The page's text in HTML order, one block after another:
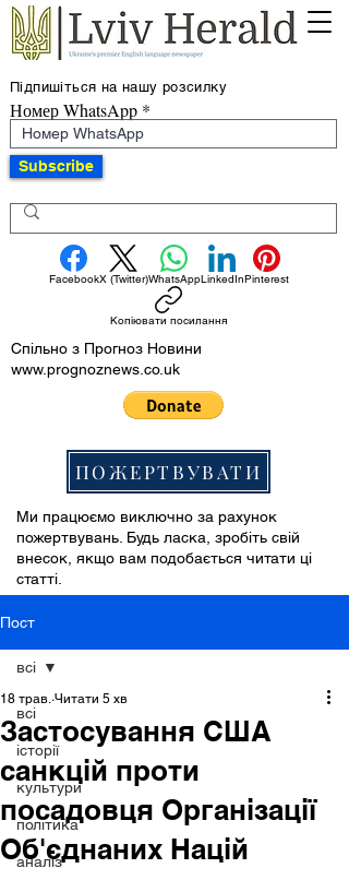
Підпишіться на нашу розсилку
Номер WhatsApp
Subscribe
FacebookX (Twitter)WhatsAppLinkedInPinterest
Копіювати посилання
Спільно з Прогноз Новини
www.prognoznews.co.uk
ПОЖЕРТВУВАТИ
Ми працюємо виключно за рахунок
пожертвувань. Будь ласка, зробіть свій
внесок, якщо вам подобається читати ці
статті.
Пост
всі
історії
культури
політика
аналіз
всі
Застосування США
санкцій проти
посадовця Організації
Об'єднаних Націй
18 трав. Читати 5 хв